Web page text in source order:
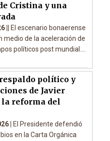
Cristina y una
||
El escenario bonaerense
medio de la aceleración de
políticos post mundial....
político y
de Javier
reforma del
|
El Presidente defendió
en la Carta Orgánica